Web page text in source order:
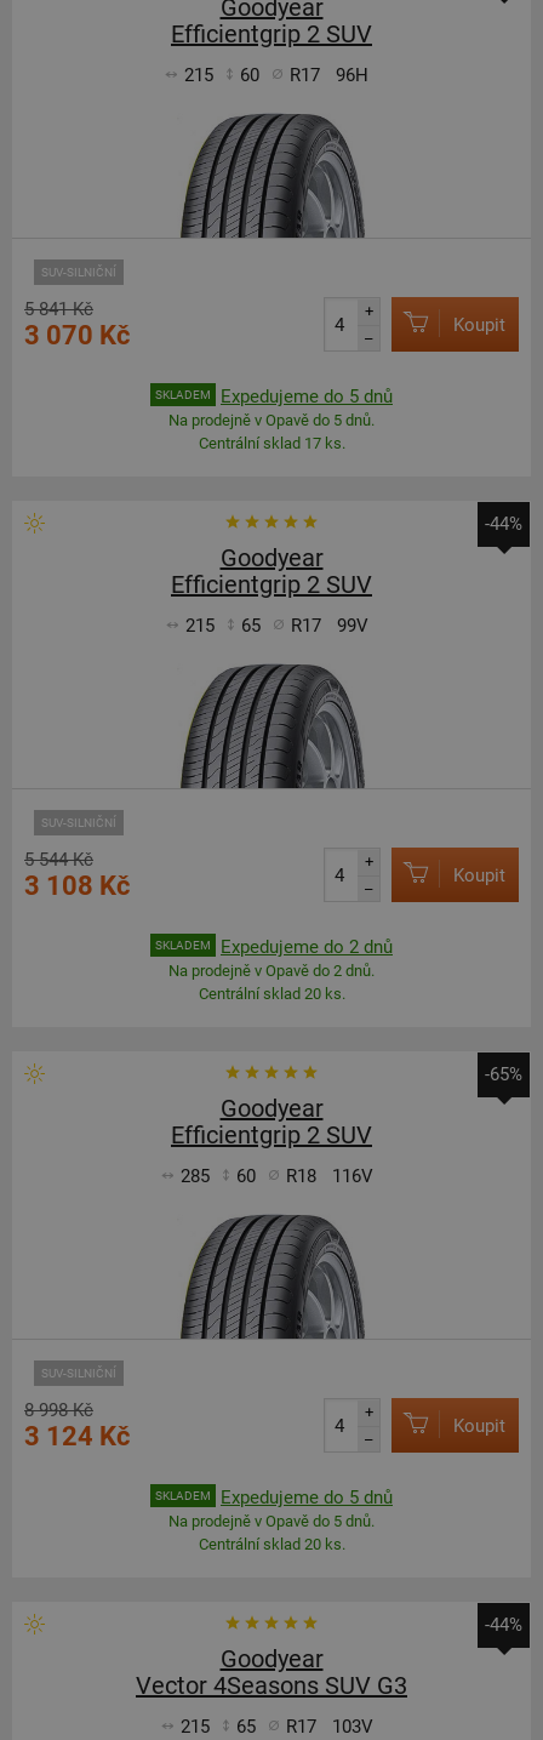
Goodyear
Efficientgrip 2 SUV
215 60 R17 96H
SUV-SILNIČNÍ
5 841 Kč
3 070 Kč
+
–
Koupit
SKLADEM Expedujeme do 5 dnů
Na prodejně v Opavě do 5 dnů.
Centrální sklad 17 ks.
-44%
Goodyear
Efficientgrip 2 SUV
215 65 R17 99V
SUV-SILNIČNÍ
5 544 Kč
3 108 Kč
+
–
Koupit
SKLADEM Expedujeme do 2 dnů
Na prodejně v Opavě do 2 dnů.
Centrální sklad 20 ks.
-65%
Goodyear
Efficientgrip 2 SUV
285 60 R18 116V
SUV-SILNIČNÍ
8 998 Kč
3 124 Kč
+
–
Koupit
SKLADEM Expedujeme do 5 dnů
Na prodejně v Opavě do 5 dnů.
Centrální sklad 20 ks.
-44%
Goodyear
Vector 4Seasons SUV G3
215 65 R17 103V